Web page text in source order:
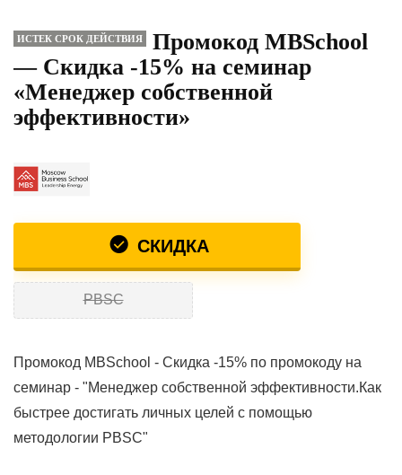
ИСТЕК СРОК ДЕЙСТВИЯ
Промокод MBSchool
— Скидка -15% на семинар
«Менеджер собственной
эффективности»
СКИДКА
PBSC
Промокод MBSchool - Скидка -15% по промокоду на
семинар - "Менеджер собственной эффективности.Как
быстрее достигать личных целей с помощью
методологии PBSC"